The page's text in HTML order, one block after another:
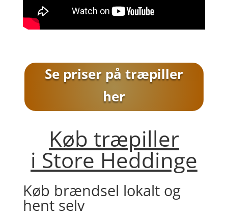
Se priser på træpiller
her
Køb træpiller
i Store Heddinge
Køb brændsel lokalt og
hent selv